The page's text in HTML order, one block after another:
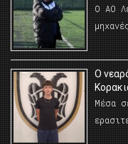
Ο ΑΟ
O
Μέσα